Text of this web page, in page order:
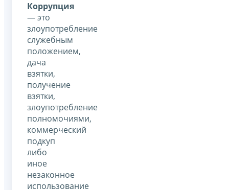
Коррупция
— это
злоупотребление
служебным
положением,
дача
взятки,
получение
взятки,
злоупотребление
полномочиями,
коммерческий
подкуп
либо
иное
незаконное
использование